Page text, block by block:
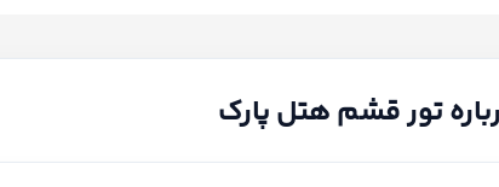
تور قشم هتل پارک